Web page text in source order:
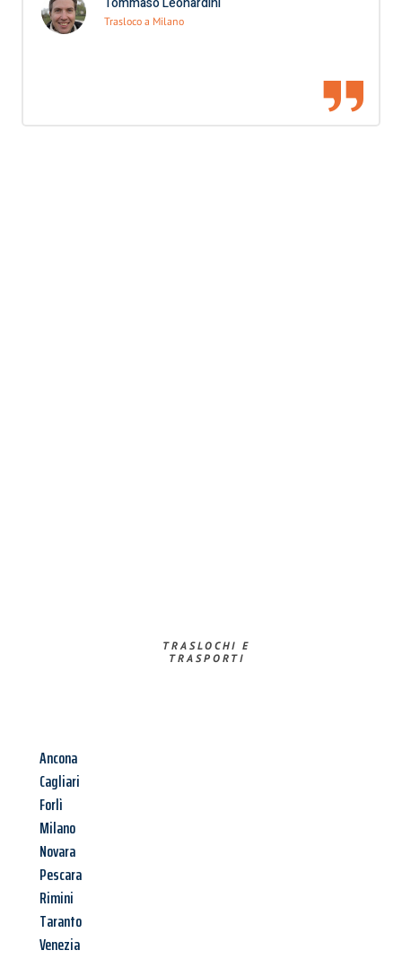
Trasloco a Milano
TRASLOCHI E
TRASPORTI​
Ancona
Cagliari
Forlì
Milano
Novara
Pescara
Rimini
Taranto
Venezia